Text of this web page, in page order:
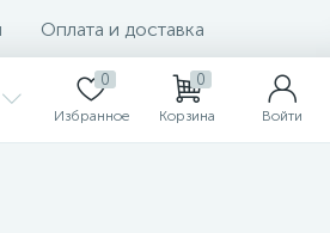
Оплата и доставка
0
Избранное
0
Корзина Войти